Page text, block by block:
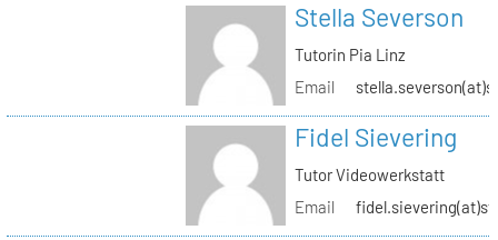
Stella Severson
Tutorin Pia Linz
Email
Fidel Sievering
Tutor Videowerkstatt
Email